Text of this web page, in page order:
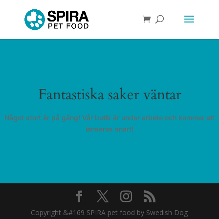
Fantastiska saker väntar
Något stort är på gång! Vår butik är under arbete och kommer att
lanseras snart!
Copyright &#169 SPIRA pet food by Swedish Dog